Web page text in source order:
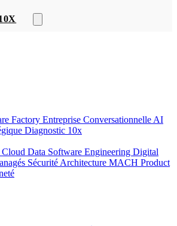
Factory Entreprise Conversationnelle AI
Diagnostic 10x
Cloud Data Software Engineering Digital
Sécurité Architecture MACH Product